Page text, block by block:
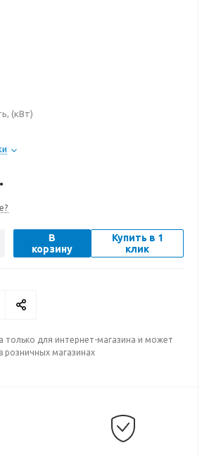
(кВт)
В
корзину
Купить в 1
клик
только для интернет-магазина и может
розничных магазинах